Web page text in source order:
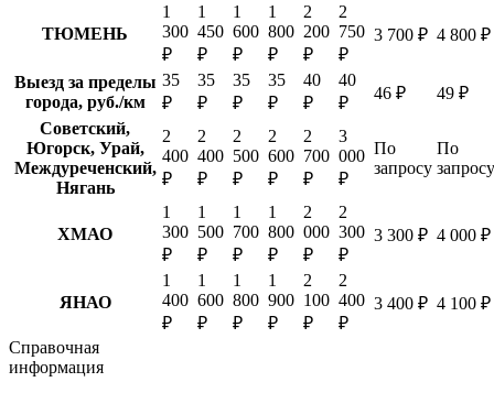
ТЮМЕНЬ
1
300
₽
1
450
₽
1
600
₽
1
800
₽
2
200
₽
2
750
₽
3 700 ₽ 4 800 ₽
Выезд за пределы
города, руб./км
35
₽
35
₽
35
₽
35
₽
40
₽
40
₽
46 ₽
49 ₽
Советский,
Югорск, Урай,
Междуреченский,
Нягань
2
400
₽
2
400
₽
2
500
₽
2
600
₽
2
700
₽
3
000
₽
По
запросу
По
запросу
ХМАО
1
300
₽
1
500
₽
1
700
₽
1
800
₽
2
000
₽
2
300
₽
3 300 ₽ 4 000 ₽
ЯНАО
1
400
₽
1
600
₽
1
800
₽
1
900
₽
2
100
₽
2
400
₽
3 400 ₽ 4 100 ₽
Справочная
информация